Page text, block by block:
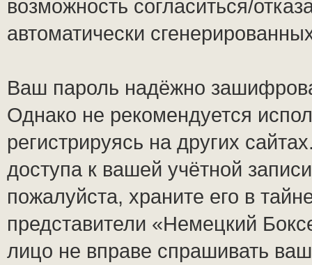
возможность согласиться/
автоматически
Ваш пароль надёжно
Однако не рекомендуется
регистрируясь на других
доступа к вашей учётной
пожалуйста, храните его в
представители «Немецкий
лицо не вправе спрашивать